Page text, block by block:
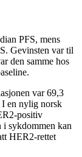
PFS, mens
Gevinsten var til
den samme hos
var 69,3
I en nylig norsk
positiv
sykdommen kan
HER2-rettet